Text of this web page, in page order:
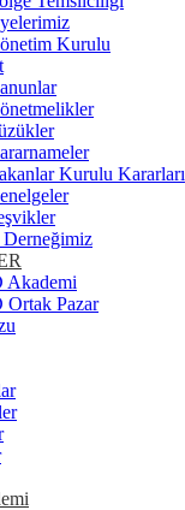
Kurulu
Kurulu Kararları
Derneğimiz
Akademi
Pazar